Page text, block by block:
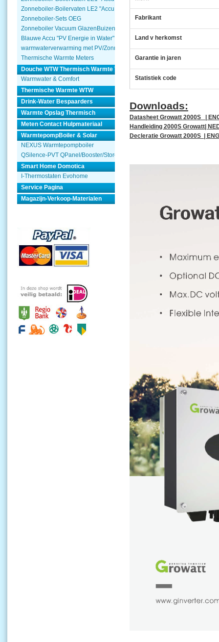
Zonneboiler-Boilervaten LE2 "Accu Woning Watmte"
Zonneboiler-Sets OEG
Zonneboiler Vacuum GlazenBuizen
Blauwe Accu "PV Energie in Water"
warmwaterverwarming met PV/Zonnepanelen
Thermische Warmte Meters
Douche WTW Thermisch Warmte Terugwinnen
Warmwater & Comfort
Thermische Warmte WTW
Drink-Water Bespaarders
Warmte Opslag Thermisch
Meten Contact Hulpmateriaal
WarmtepompBoiler & Solar
NEXUS Warmtepompboiler
QSilence-PVT QPanel/Booster/Store
Smart Home Domotica
I-Thermostaten Evohome
Service Pagina
Magazijn-Verkoop-Materialen
Fabrikant
Land v herkomst
Garantie in jaren
Statistiek code
Downloads:
Datasheet Growatt 2000S |
Handleiding 2000S Growatt|
Decleratie Growatt 2000S | ENG